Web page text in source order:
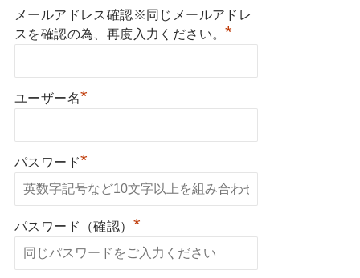
メールアドレス確認※同じメールアドレ
スを確認の為、再度入力ください。*
ユーザー名*
パスワード*
パスワード（確認） *